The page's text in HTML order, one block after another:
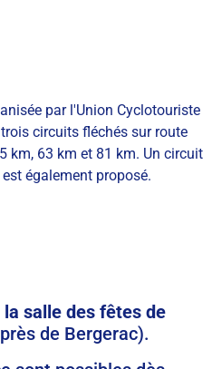
par l'Union Cyclotouriste
circuits fléchés sur route
km, 63 km et 81 km. Un circuit
également proposé.
la salle des fêtes de
de Bergerac).